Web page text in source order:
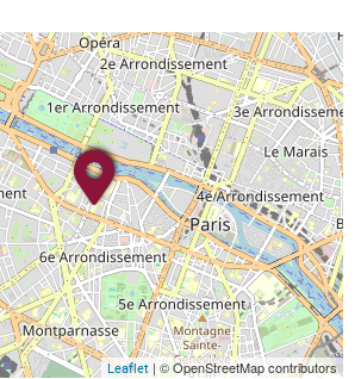
Leaflet | © OpenStreetMap contributors